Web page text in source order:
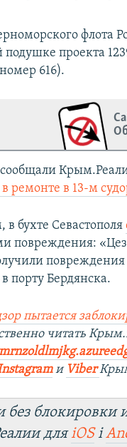
флота
проекта
616).
ремонте в 13-м
бухте Севастополя
повреждения:
порту Бердянска.
пытается
читать
и Viber
без блокировки
дляiOSі